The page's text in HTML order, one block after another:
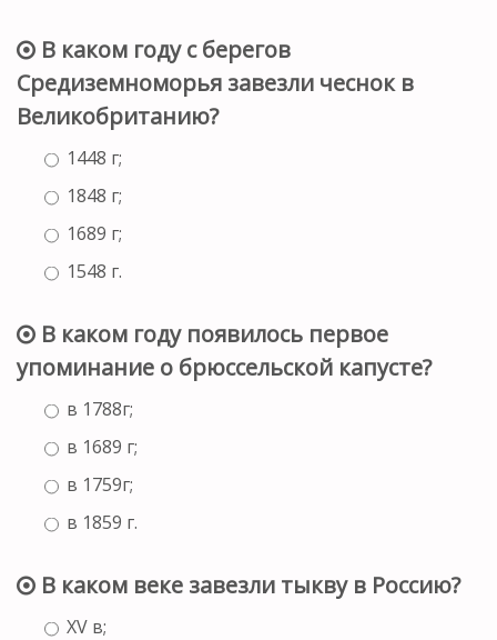
В каком году с берегов
Средиземноморья завезли чеснок в
Великобританию?
1448 г;
1848 г;
1689 г;
1548 г.
В каком году появилось первое
упоминание о брюссельской капусте?
в 1788г;
в 1689 г;
в 1759г;
в 1859 г.
В каком веке завезли тыкву в Россию?
XV в;